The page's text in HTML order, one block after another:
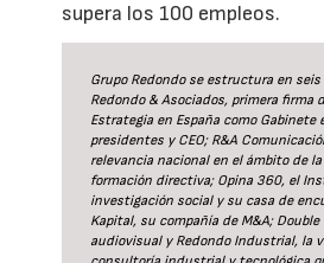
supera los 100 empleos.
Grupo Redondo se estructura en seis
Redondo & Asociados, primera firma
Estrategia en España como Gabinete
presidentes y CEO; R&A
relevancia nacional en el ámbito de
formación directiva; Opina 360, el
investigación social y su casa de
Kapital, su compañía de M&A;
audiovisual y Redondo Industrial, la